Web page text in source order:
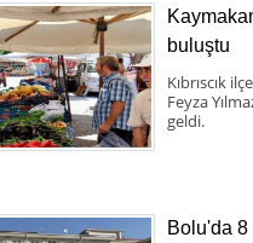
buluştu
Kıbrıscık
Feyza
geldi.
Bolu'da 8